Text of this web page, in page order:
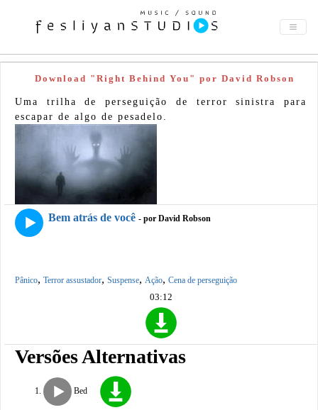
Download "Right Behind You" por David Robson
Uma trilha de perseguição de terror sinistra para
escapar de algo de pesadelo.
Bem atrás de você - por David Robson
Pânico, Terror assustador, Suspense, Ação, Cena de perseguição
03:12
Versões Alternativas
Bed